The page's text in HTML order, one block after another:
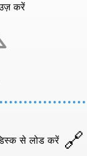
करें
से लोड करें